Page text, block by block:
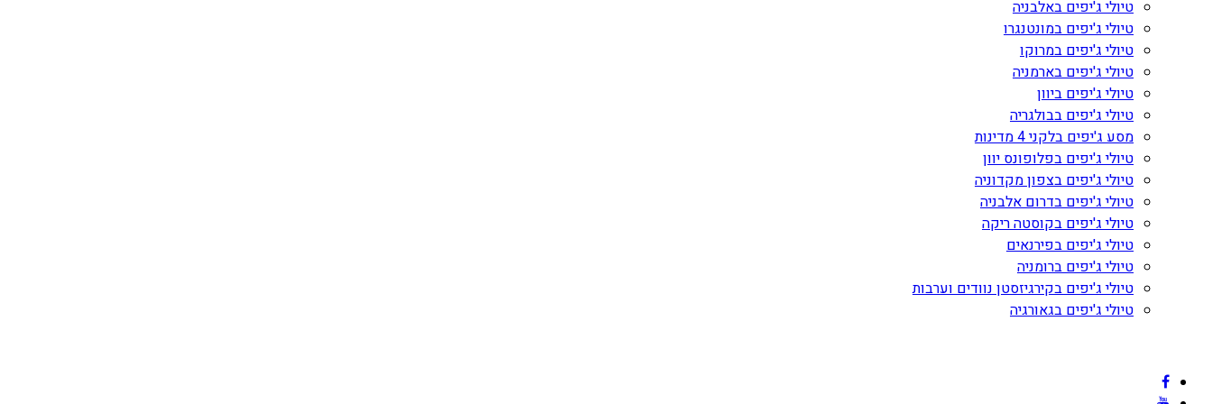
טיולי ג'יפים באלבניה
טיולי ג'יפים במונטנגרו
טיולי ג'יפים במרוקו
טיולי ג'יפים בארמניה
טיולי ג'יפים ביוון
טיולי ג'יפים בבולגריה
מסע ג'יפים בלקני 4 מדינות
טיולי ג'יפים בפלופונס יוון
טיולי ג'יפים בצפון מקדוניה
טיולי ג'יפים בדרום אלבניה
טיולי ג'יפים בקוסטה ריקה
טיולי ג'יפים בפירנאים
טיולי ג'יפים ברומניה
טיולי ג'יפים בקירגיזסטן נוודים וערבות
טיולי ג'יפים בגאורגיה